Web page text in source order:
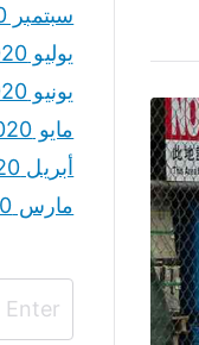
سبتمبر 2020
يوليو 2020
يونيو 2020
مايو 2020
أبريل 2020
مارس 2020